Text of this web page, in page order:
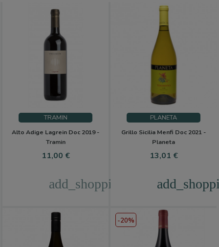
TRAMIN
Alto Adige Lagrein Doc 2019 -
Tramin
Precio
11,00 €
add_shopping_cart
PLANETA
Grillo Sicilia Menfi Doc 2021 -
Planeta
Precio
13,01 €
-20%